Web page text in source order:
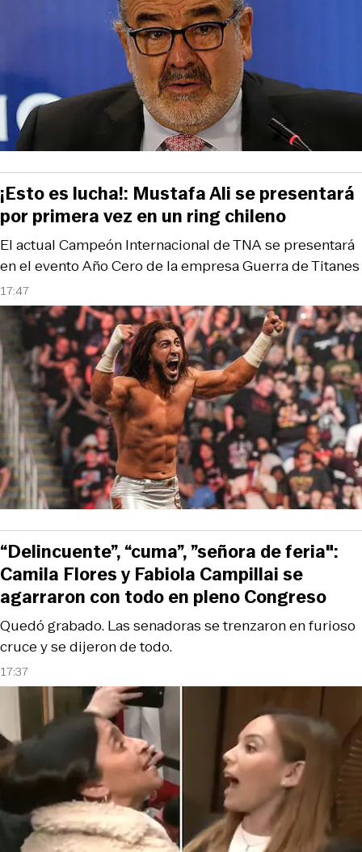
17:47
El actual Campeón Internacional de TNA se presentará
en el evento Año Cero de la empresa Guerra de Titanes
¡Esto es lucha!: Mustafa Ali se presentará
por primera vez en un ring chileno
17:37
Quedó grabado. Las senadoras se trenzaron en furioso
cruce y se dijeron de todo.
“Delincuente”, “cuma”, ”señora de feria":
Camila Flores y Fabiola Campillai se
agarraron con todo en pleno Congreso